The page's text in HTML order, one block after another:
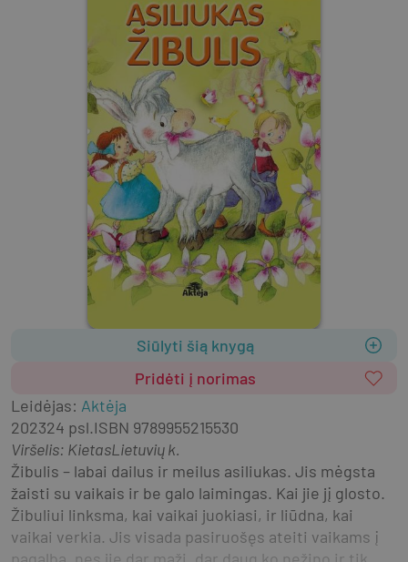
Siūlyti šią knygą
Pridėti į norimas
Leidėjas: Aktėja
202324 psl.ISBN 9789955215530
Viršelis: KietasLietuvių k.
Žibulis – labai dailus ir meilus asiliukas. Jis mėgsta
žaisti su vaikais ir be galo laimingas. Kai jie jį glosto.
Žibuliui linksma, kai vaikai juokiasi, ir liūdna, kai
vaikai verkia. Jis visada pasiruošęs ateiti vaikams į